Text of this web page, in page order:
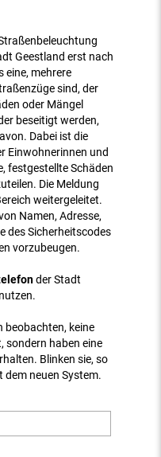
Geestland erst nach
eine, mehrere
sind, der
oder Mängel
beseitigt werden,
Dabei ist die
Einwohnerinnen und
festgestellte Schäden
Die Meldung
weitergeleitet.
Namen, Adresse,
des Sicherheitscodes
vorzubeugen.
der Stadt
beobachten, keine
sondern haben eine
Blinken sie, so
neuen System.